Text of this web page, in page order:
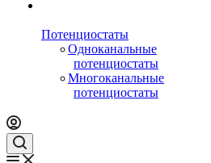
Потенциостаты
Одноканальные
потенциостаты
Многоканальные
потенциостаты